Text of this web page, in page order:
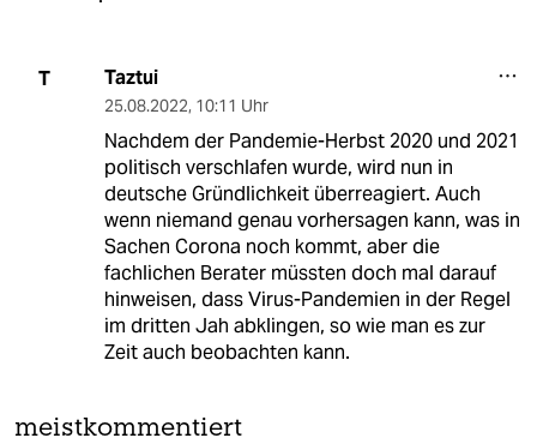
T Taztui
25.08.2022, 10:11 Uhr
Nachdem der Pandemie-Herbst 2020 und 2021
politisch verschlafen wurde, wird nun in
deutsche Gründlichkeit überreagiert. Auch
wenn niemand genau vorhersagen kann, was in
Sachen Corona noch kommt, aber die
fachlichen Berater müssten doch mal darauf
hinweisen, dass Virus-Pandemien in der Regel
im dritten Jah abklingen, so wie man es zur
Zeit auch beobachten kann.
meistkommentiert